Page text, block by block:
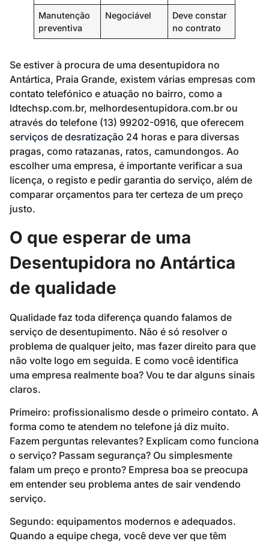
Manutenção
preventiva
Negociável
Deve constar
no contrato
Se estiver à procura de uma desentupidora no
Antártica, Praia Grande, existem várias empresas com
contato telefónico e atuação no bairro, como a
ldtechsp.com.br, melhordesentupidora.com.br ou
através do telefone (13) 99202-0916, que oferecem
serviços de desratização 24 horas e para diversas
pragas, como ratazanas, ratos, camundongos. Ao
escolher uma empresa, é importante verificar a sua
licença, o registo e pedir garantia do serviço, além de
comparar orçamentos para ter certeza de um preço
justo.
O que esperar de uma
Desentupidora no Antártica
de qualidade
Qualidade faz toda diferença quando falamos de
serviço de desentupimento. Não é só resolver o
problema de qualquer jeito, mas fazer direito para que
não volte logo em seguida. E como você identifica
uma empresa realmente boa? Vou te dar alguns sinais
claros.
Primeiro: profissionalismo desde o primeiro contato. A
forma como te atendem no telefone já diz muito.
Fazem perguntas relevantes? Explicam como funciona
o serviço? Passam segurança? Ou simplesmente
falam um preço e pronto? Empresa boa se preocupa
em entender seu problema antes de sair vendendo
serviço.
Segundo: equipamentos modernos e adequados.
Quando a equipe chega, você deve ver que têm